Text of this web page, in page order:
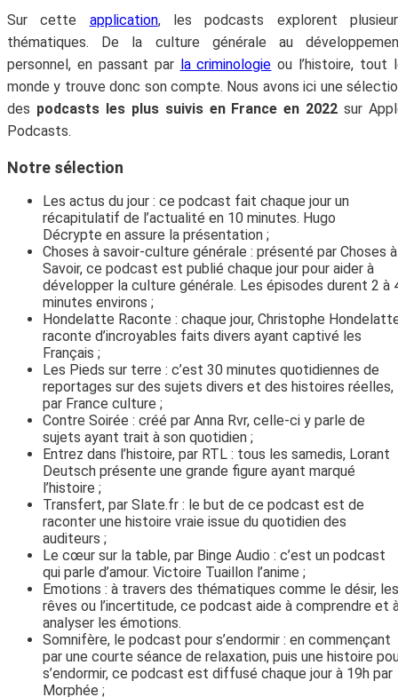
Sur cette application, les podcasts explorent
thématiques. De la culture générale au
personnel, en passant par la criminologie ou l’histoire, tout
monde y trouve donc son compte. Nous avons ici une
des podcasts les plus suivis en France en 2022 sur
Podcasts.
Notre sélection
Les actus du jour : ce podcast fait chaque jour un
récapitulatif de l’actualité en 10 minutes. Hugo
Décrypte en assure la présentation ;
Choses à savoir-culture générale : présenté par Choses à
Savoir, ce podcast est publié chaque jour pour aider à
développer la culture générale. Les épisodes durent 2 à
minutes environs ;
Hondelatte Raconte : chaque jour, Christophe
raconte d’incroyables faits divers ayant captivé les
Français ;
Les Pieds sur terre : c’est 30 minutes quotidiennes de
reportages sur des sujets divers et des histoires réelles,
par France culture ;
Contre Soirée : créé par Anna Rvr, celle-ci y parle de
sujets ayant trait à son quotidien ;
Entrez dans l’histoire, par RTL : tous les samedis, Lorant
Deutsch présente une grande figure ayant marqué
l’histoire ;
Transfert, par Slate.fr : le but de ce podcast est de
raconter une histoire vraie issue du quotidien des
auditeurs ;
Le cœur sur la table, par Binge Audio : c’est un podcast
qui parle d’amour. Victoire Tuaillon l’anime ;
Emotions : à travers des thématiques comme le désir, les
rêves ou l’incertitude, ce podcast aide à comprendre et
analyser les émotions.
Somnifère, le podcast pour s’endormir : en commençant
par une courte séance de relaxation, puis une histoire
s’endormir, ce podcast est diffusé chaque jour à 19h par
Morphée ;